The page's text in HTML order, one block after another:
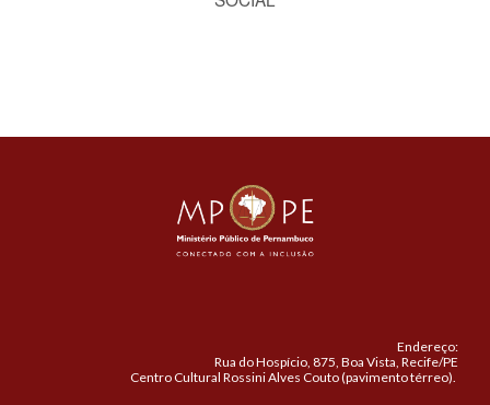
Endereço:
Rua do Hospício, 875, Boa Vista, Recife/PE
Centro Cultural Rossini Alves Couto (pavimento térreo).